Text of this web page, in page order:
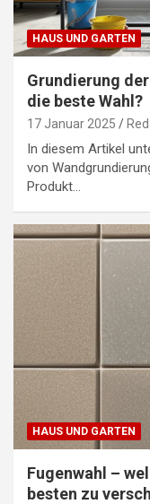
HAUS UND GARTEN
Grundierung
die beste Wahl?
17 Januar 2025
In diesem Artikel
von
Produkt…
HAUS UND GARTEN
Fugenwahl –
besten zu